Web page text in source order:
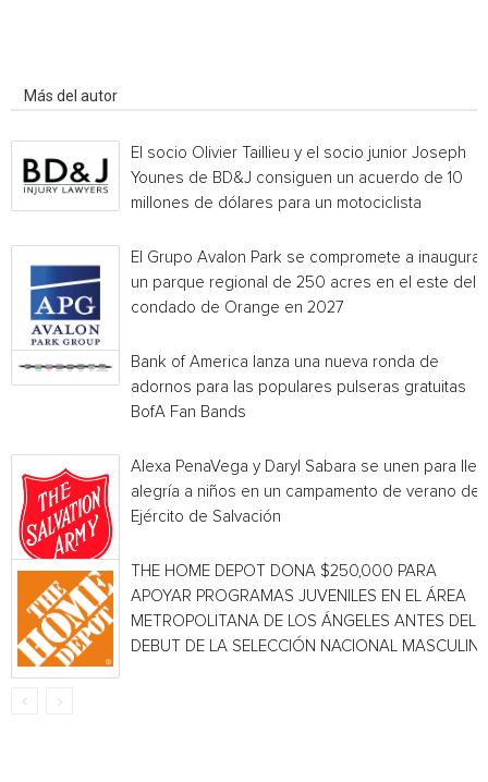
Más del autor
El socio Olivier Taillieu y el socio junior Joseph
Younes de BD&J consiguen un acuerdo de 10
millones de dólares para un motociclista
El Grupo Avalon Park se compromete a inaugurar
un parque regional de 250 acres en el este del
condado de Orange en 2027
Bank of America lanza una nueva ronda de
adornos para las populares pulseras gratuitas
BofA Fan Bands
Alexa PenaVega y Daryl Sabara se unen para
alegría a niños en un campamento de verano del
Ejército de Salvación
THE HOME DEPOT DONA $250,000 PARA
APOYAR PROGRAMAS JUVENILES EN EL ÁREA
METROPOLITANA DE LOS ÁNGELES ANTES DEL
DEBUT DE LA SELECCIÓN NACIONAL